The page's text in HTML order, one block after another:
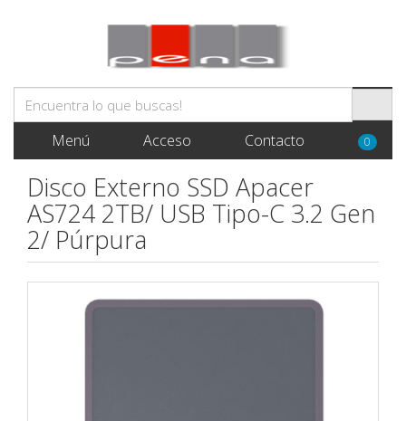
Menú Acceso Contacto 0
Disco Externo SSD Apacer
AS724 2TB/ USB Tipo-C 3.2 Gen
2/ Púrpura